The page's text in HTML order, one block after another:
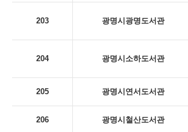
203 광명시광명도서관
204 광명시소하도서관
205 광명시연서도서관
206 광명시철산도서관